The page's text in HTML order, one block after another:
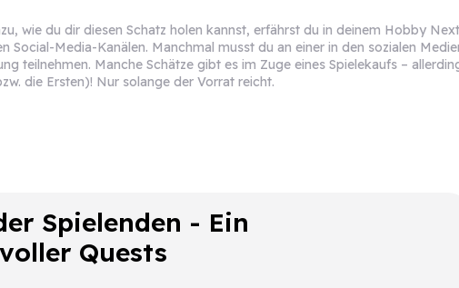
wie du dir diesen Schatz holen kannst, erfährst du in deinem Hobby
Social-Media-Kanälen. Manchmal musst du an einer in den sozialen
teilnehmen. Manche Schätze gibt es im Zuge eines Spielekaufs –
die Ersten)! Nur solange der Vorrat reicht.
Spielenden - Ein
Quests